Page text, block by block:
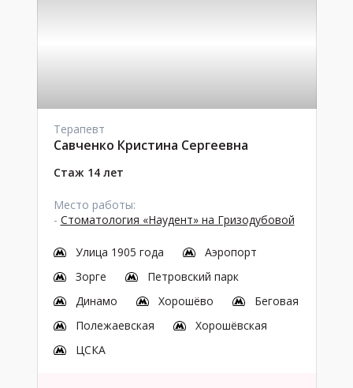
Терапевт
Савченко Кристина Сергеевна
Стаж 14 лет
Место работы:
- Стоматология «Наудент» на Гризодубовой
Улица 1905 года
Аэропорт
Зорге
Петровский парк
Динамо
Хорошёво
Беговая
Полежаевская
Хорошёвская
ЦСКА